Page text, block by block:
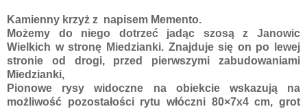
Kamienny krzyż z napisem Memento.
Możemy do niego dotrzeć jadąc szosą z Janowic
Wielkich w stronę Miedzianki. Znajduje się on po lewej
stronie od drogi, przed pierwszymi zabudowaniami
Miedzianki,
Pionowe rysy widoczne na obiekcie wskazują na
możliwość pozostałości rytu włóczni 80×7x4 cm, grot